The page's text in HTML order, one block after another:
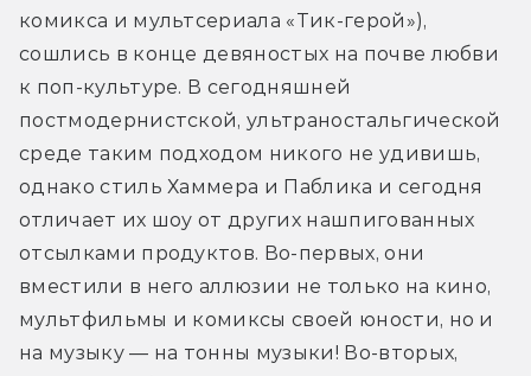
комикса и мультсериала «Тик-герой»),
сошлись в конце девяностых на почве любви
к поп-культуре. В сегодняшней
постмодернистской, ультраностальгической
среде таким подходом никого не удивишь,
однако стиль Хаммера и Паблика и сегодня
отличает их шоу от других нашпигованных
отсылками продуктов. Во-первых, они
вместили в него аллюзии не только на кино,
мультфильмы и комиксы своей юности, но и
на музыку — на тонны музыки! Во-вторых,